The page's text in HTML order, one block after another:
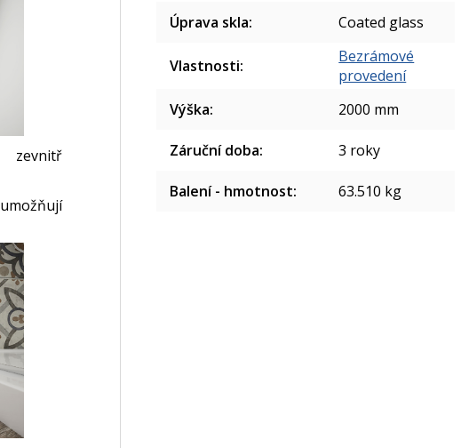
zevnitř
Úprava skla: Coated glass
Vlastnosti:
Bezrámové
provedení
Výška: 2000 mm
Záruční doba: 3 roky
Balení - hmotnost: 63.510 kg